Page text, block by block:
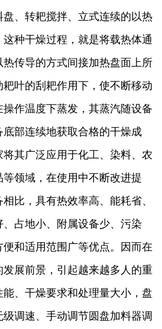
盘、转耙搅拌、立式连续的以热
种干燥过程，就是将载热体通
传导的方式间接加热盘面上所
叶的刮耙作用下，使不断移动
作温度下蒸发，其蒸汽随设备
部连续地获取合格的干燥成
其广泛应用于化工、染料、农
领域，在使用中不断改进提
比，具有热效率高、能耗省、
占地小、附属设备少、污染
和适用范围广等优点。因而在
展前景，引起越来越多人的重
、干燥要求和处理量大小，盘
调速、手动调节圆盘加料器调